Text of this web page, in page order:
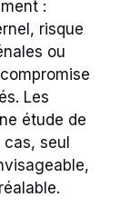
:
risque
ou
Les
étude de
seul